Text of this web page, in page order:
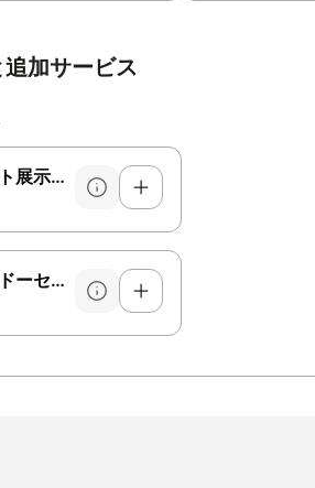
加サービス
メディアアート展示公演
プライベートドーセント